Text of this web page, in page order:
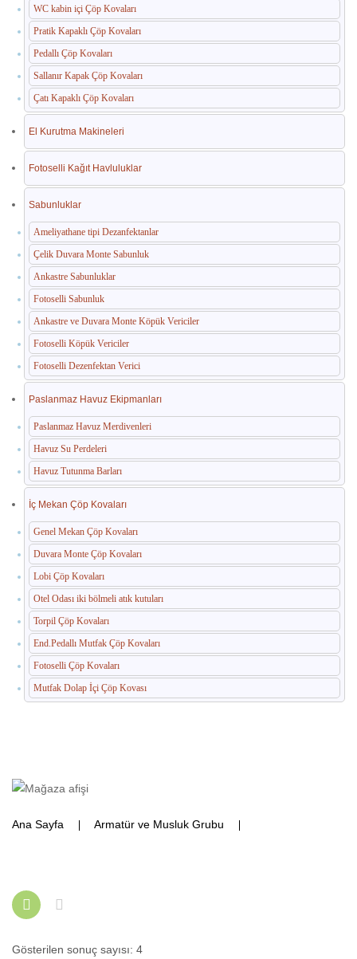
WC kabin içi Çöp Kovaları
Pratik Kapaklı Çöp Kovaları
Pedallı Çöp Kovaları
Sallanır Kapak Çöp Kovaları
Çatı Kapaklı Çöp Kovaları
El Kurutma Makineleri
Fotoselli Kağıt Havluluklar
Sabunluklar
Ameliyathane tipi Dezanfektanlar
Çelik Duvara Monte Sabunluk
Ankastre Sabunluklar
Fotoselli Sabunluk
Ankastre ve Duvara Monte Köpük Vericiler
Fotoselli Köpük Vericiler
Fotoselli Dezenfektan Verici
Paslanmaz Havuz Ekipmanları
Paslanmaz Havuz Merdivenleri
Havuz Su Perdeleri
Havuz Tutunma Barları
İç Mekan Çöp Kovaları
Genel Mekan Çöp Kovaları
Duvara Monte Çöp Kovaları
Lobi Çöp Kovaları
Otel Odası iki bölmeli atık kutuları
Torpil Çöp Kovaları
End.Pedallı Mutfak Çöp Kovaları
Fotoselli Çöp Kovaları
Mutfak Dolap İçi Çöp Kovası
Ana Sayfa Armatür ve Musluk Grubu
Gösterilen sonuç sayısı: 4